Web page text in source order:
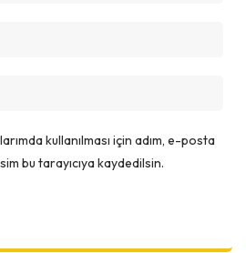
kullanılması için adım, e-posta
bu tarayıcıya kaydedilsin.